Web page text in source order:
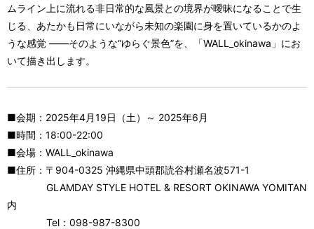
ムライン上に流れる非日常的な風景との境界が曖昧になることで生
じる、あたかも日常にいながら未知の楽園に身を置いているかのよ
うな感覚 ——そのような“ゆらぐ景色”を、「WALL_okinawa」にお
いて描き出します。
■会期：2025年4月19日（土）～ 2025年6月
■時間：18:00-22:00
■会場：WALL_okinawa
■住所：〒904-0325 沖縄県中頭郡読谷村瀬名波571-1
GLAMDAY STYLE HOTEL & RESORT OKINAWA YOMITAN
内
Tel：098-987-8300